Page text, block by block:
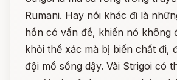
Rumani. Hay nói khác đi là
hồn có vấn đề, khiến nó không
khỏi thể xác mà bị biến chất đi,
đội mồ sống dậy. Vài Strigoi có